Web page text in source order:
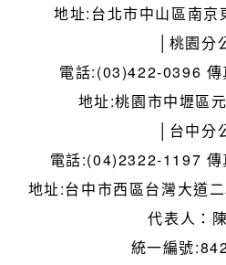
地址:台北市中山區南
│桃園分
電話:(03)422-0396
地址:桃園市中壢區
│台中分
電話:(04)2322-1197
地址:台中市西區台灣大道
代表人：
統一編號